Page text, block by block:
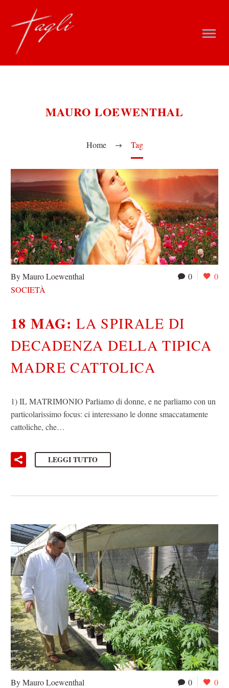
MAURO LOEWENTHAL
Home Tag
0 0
By Mauro Loewenthal
SOCIETÀ
18 MAG:LA SPIRALE DI
DECADENZA DELLA TIPICA
MADRE CATTOLICA
1) IL MATRIMONIO Parliamo di donne, e ne parliamo con un
particolarissimo focus: ci interessano le donne smaccatamente
cattoliche, che…
LEGGI TUTTO
0 0
By Mauro Loewenthal